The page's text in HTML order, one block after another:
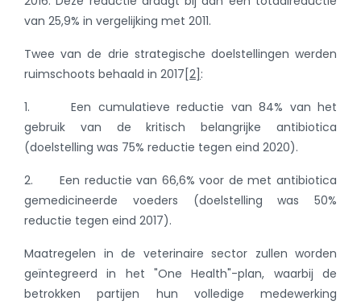
van 25,9% in vergelijking met 2011.
Twee van de drie strategische doelstellingen werden
ruimschoots behaald in 2017 [2] :
1. Een cumulatieve reductie van 84% van het
gebruik van de kritisch belangrijke antibiotica
(doelstelling was 75% reductie tegen eind 2020).
2. Een reductie van 66,6% voor de met antibiotica
gemedicineerde voeders (doelstelling was 50%
reductie tegen eind 2017).
Maatregelen in de veterinaire sector zullen worden
geïntegreerd in het "One Health"-plan, waarbij de
betrokken partijen hun volledige medewerking